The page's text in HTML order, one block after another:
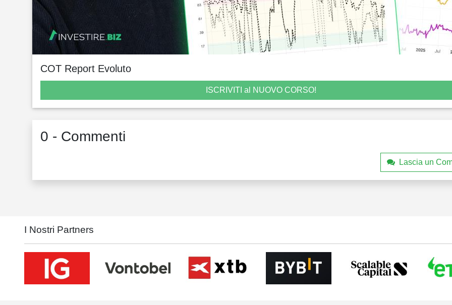
COT Report Evoluto
ISCRIVITI al NUOVO CORSO!
0 - Commenti
Lascia un
I Nostri Partners